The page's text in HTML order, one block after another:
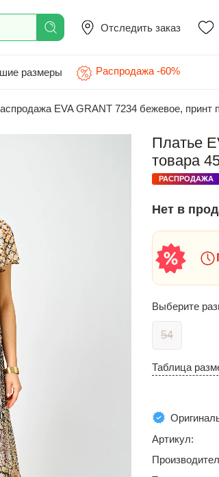
Отследить заказ
размеры Распродажа -60%
EVA GRANT 7234 бежевое, принт
Платье
товара
РАСПРОДАЖА
Нет в
Выберите
54
Таблица
Артикул: